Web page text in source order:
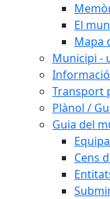
El
Mapa
Municipi -
Transport
Plànol /
Guia del
Cens